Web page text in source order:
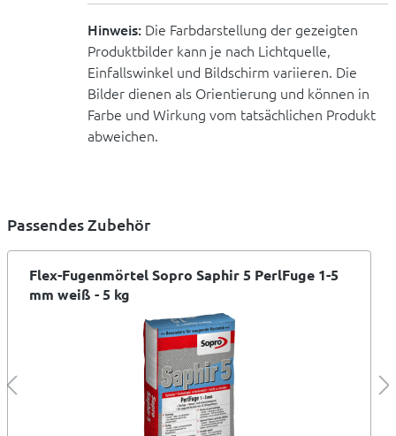
Hinweis: Die Farbdarstellung der gezeigten
Produktbilder kann je nach Lichtquelle,
Einfallswinkel und Bildschirm variieren. Die
Bilder dienen als Orientierung und können in
Farbe und Wirkung vom tatsächlichen Produkt
abweichen.
Passendes Zubehör
Flex-Fugenmörtel Sopro Saphir 5 PerlFuge 1-5
mm weiß - 5 kg